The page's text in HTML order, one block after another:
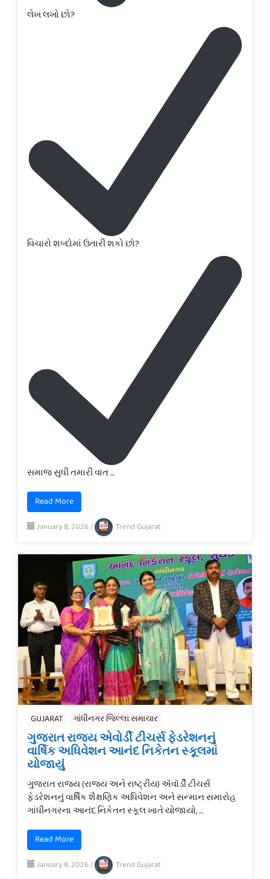
લેખ લખો છો?
વિચારો શબ્દોમાં ઉતારી શકો છો?
સમાજ સુધી તમારી વાત …
Read More
January 8, 2026/ Trend Gujarat
GUJARAT ગાંધીનગર જિલ્લા સમાચાર
ગુજરાત રાજ્ય એવોર્ડી ટીચર્સ ફેડરેશનનું
વાર્ષિક અધિવેશન આનંદ નિકેતન સ્કૂલમાં
યોજાયું
ગુજરાત રાજ્ય (રાજ્ય અને રાષ્ટ્રીય) ઍવૉર્ડી ટીચર્સ
ફેડરેશનનું વાર્ષિક શૈક્ષણિક અધિવેશન અને સન્માન સમારોહ
ગાંધીનગરના આનંદ નિકેતન સ્કૂલ ખાતે યોજાયો, …
Read More
January 8, 2026/ Trend Gujarat